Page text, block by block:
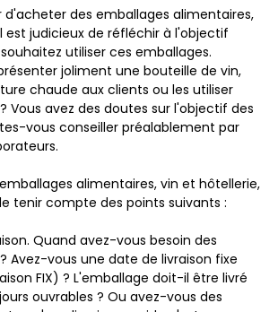
d'acheter des emballages alimentaires,
est judicieux de réfléchir à l'objectif
utiliser ces emballages.
joliment une bouteille de vin,
chaude aux clients ou les utiliser
Vous avez des doutes sur l'objectif des
vous conseiller préalablement par
alimentaires, vin et hôtellerie,
tenir compte des points suivants :
Quand avez-vous besoin des
Avez-vous une date de livraison fixe
FIX) ? L'emballage doit-il être livré
ouvrables ? Ou avez-vous des